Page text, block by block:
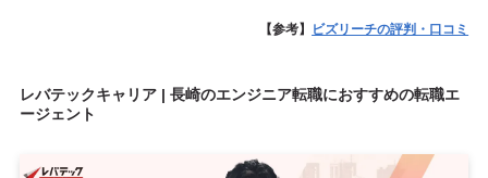
【参考】 ビズリーチの評判・口コミ
レバテックキャリア | 長崎のエンジニア転職におすすめの転職エ
ージェント